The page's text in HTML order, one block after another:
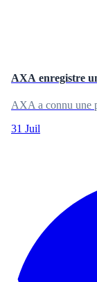
AXA enregistre
AXA a connu une
31 Juil